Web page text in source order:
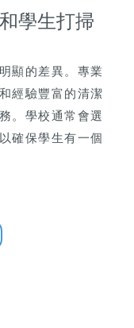
學生打掃
顯的差異。專業
經驗豐富的清潔
。學校通常會選
確保學生有一個